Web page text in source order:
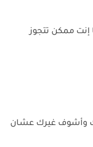
إنت ممكن تتجوز
وأشوف غيرك عشان